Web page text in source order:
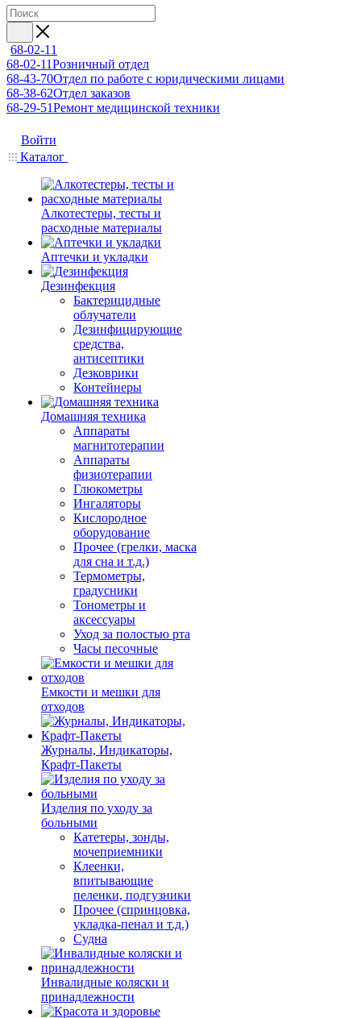
68-02-11
68-02-11Розничный отдел
68-43-70Отдел по работе с юридическими лицами
68-38-62Отдел заказов
68-29-51Ремонт медицинской техники
Войти
Каталог
Алкотестеры, тесты и
расходные материалы
Аптечки и укладки
Дезинфекция
Бактерицидные
облучатели
Дезинфицирующие
средства,
антисептики
Дезковрики
Контейнеры
Домашняя техника
Аппараты
магнитотерапии
Аппараты
физиотерапии
Глюкометры
Ингаляторы
Кислородное
оборудование
Прочее (грелки, маска
для сна и т.д.)
Термометры,
градусники
Тонометры и
аксессуары
Уход за полостью рта
Часы песочные
Емкости и мешки для
отходов
Журналы, Индикаторы,
Крафт-Пакеты
Изделия по уходу за
больными
Катетеры, зонды,
мочеприемники
Клеенки,
впитывающие
пеленки, подгузники
Прочее (спринцовка,
укладка-пенал и т.д.)
Судна
Инвалидные коляски и
принадлежности